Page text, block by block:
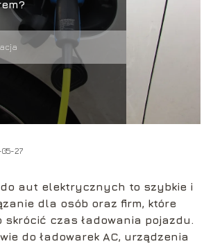
27
do aut elektrycznych to szybkie i
dla osób oraz firm, które
skrócić czas ładowania pojazdu.
do ładowarek AC, urządzenia